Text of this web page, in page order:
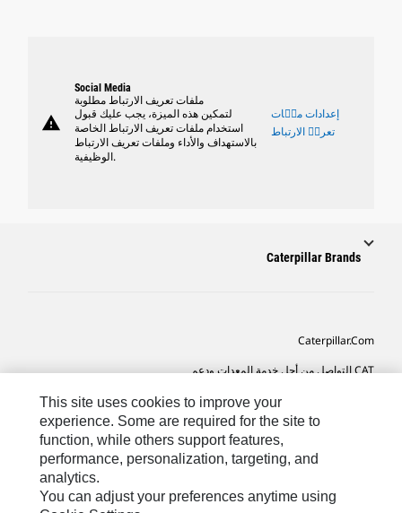
warning
Social Media
ملفات تعريف الارتباط مطلوبة
لتمكين هذه الميزة، يجب عليك قبول
استخدام ملفات تعريف الارتباط الخاصة
بالاستهداف والأداء وملفات تعريف الارتباط
الوظيفية.
إعدادات ملٝات
تعريٝ الارتباط
Caterpillar Brands
Caterpillar.com
CAT التواصل من أجل خدمة المعدات ودعم
تفضيلات التسويق الخاصة بي
خريطة الموقع
Cookie Settings
This site uses cookies to improve your
experience. Some are required for the site to
function, while others support features,
performance, personalization, targeting, and
analytics.
You can adjust your preferences anytime using